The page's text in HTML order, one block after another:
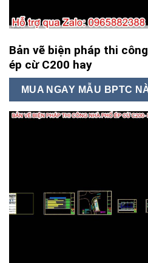
Bản vẽ biện pháp thi
ép cừ C200 hay
MUA NGAY MẪU BPTC